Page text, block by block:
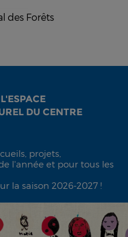
des Forêts
DU CENTRE
projets,
l'année et pour tous les
la saison 2026-2027 !